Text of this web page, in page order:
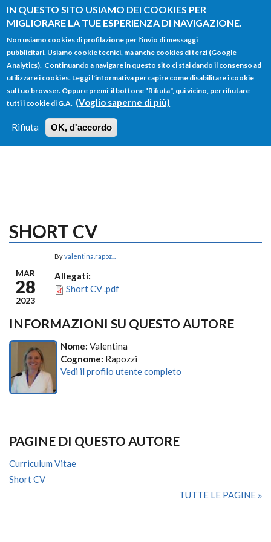
IN QUESTO SITO USIAMO DEI COOKIES PER
MIGLIORARE LA TUE ESPERIENZA DI NAVIGAZIONE.
Non usiamo cookies di profilazione per l'invio di messaggi
pubblicitari. Usiamo cookie tecnici, ma anche cookies di terzi (Google
Analytics). Continuando a navigare in questo sito ci stai dando il consenso ad
utilizzare i cookies. Leggi l'informativa per capire come disabilitare i cookie
sul tuo browser. Oppure premi il bottone "Rifiuta", qui vicino, per rifiutare
tutti i cookie di G.A. (Voglio saperne di più)
Rifiuta OK, d'accordo
Salta al contenuto principale
FORM
DI
RICERCA
Main menu
HOME TUTTI I PROFILI
LOGIN
SHORT CV
MAR
28
2023
Byvalentina.rapoz...
Allegati:
Short CV .pdf
INFORMAZIONI SU QUESTO AUTORE
Nome: Valentina
Cognome: Rapozzi
Vedi il profilo utente completo
PAGINE DI QUESTO AUTORE
Curriculum Vitae
Short CV
TUTTE LE PAGINE